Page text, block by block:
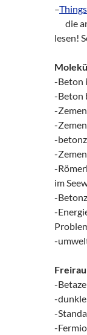
–
die
lesen!
-Beton
-Beton
-
-
-
-
-
im
-
-
-
-
-
-
-